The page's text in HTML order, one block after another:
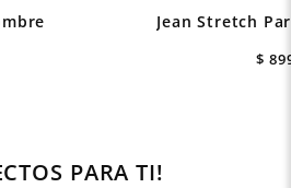
Jean Stretch
$
PARA TI!